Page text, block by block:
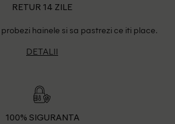
RETUR 14 ZILE
hainele si sa pastrezi ce iti place.
DETALII
100% SIGURANTA